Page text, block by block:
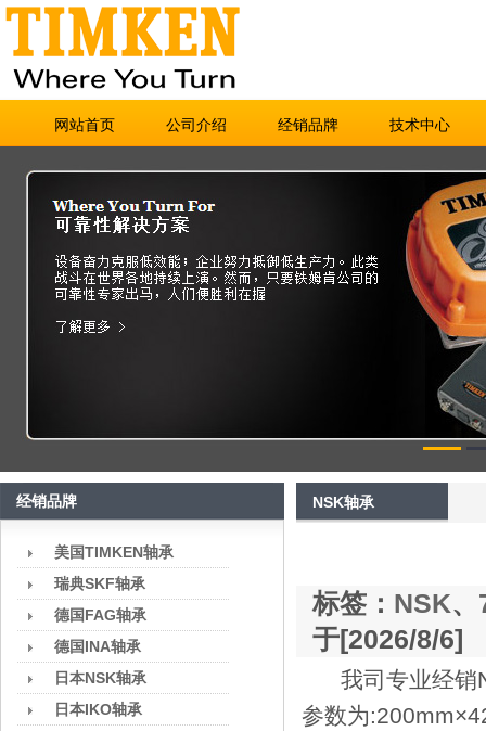
网站首页 公司介绍 经销品牌 技术中心
经销品牌
美国TIMKEN轴承
瑞典SKF轴承
德国FAG轴承
德国INA轴承
日本NSK轴承
日本IKO轴承
NSK轴承
标签： NSK、
于[2026/8/6]
我司专业经销
参数为